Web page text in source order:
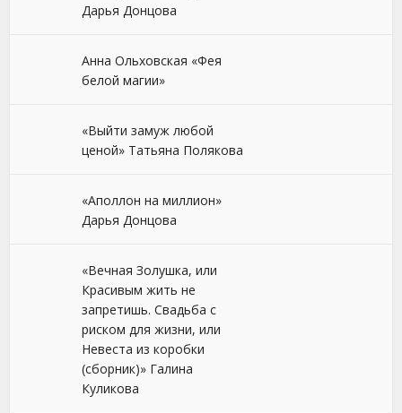
Дарья Донцова
Анна Ольховская «Фея
белой магии»
«Выйти замуж любой
ценой» Татьяна Полякова
«Аполлон на миллион»
Дарья Донцова
«Вечная Золушка, или
Красивым жить не
запретишь. Свадьба с
риском для жизни, или
Невеста из коробки
(сборник)» Галина
Куликова